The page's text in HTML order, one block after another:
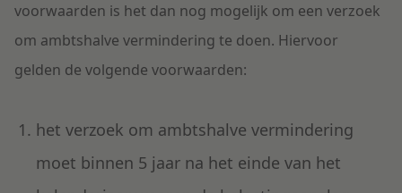
voorwaarden is het dan nog mogelijk om een verzoek
om ambtshalve vermindering te doen. Hiervoor
gelden de volgende voorwaarden:
het verzoek om ambtshalve vermindering
moet binnen 5 jaar na het einde van het